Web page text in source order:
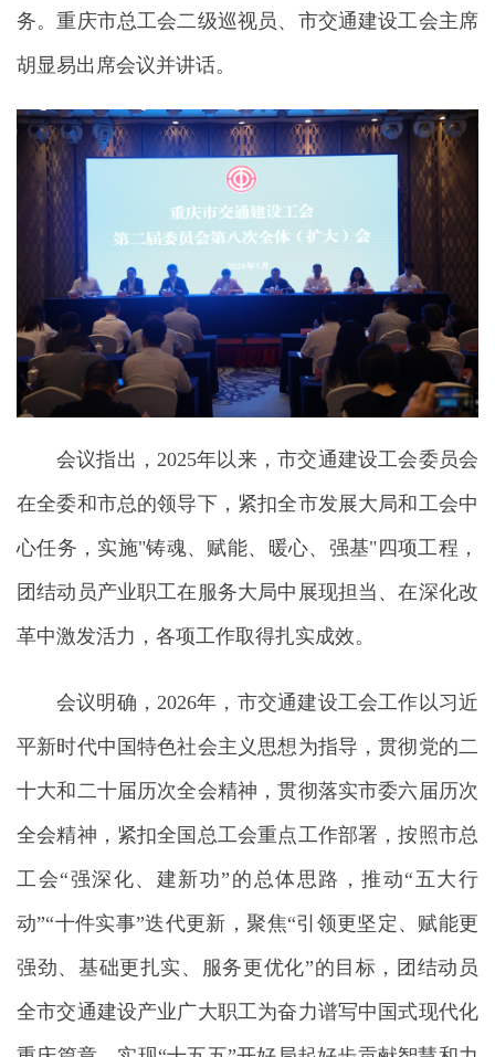
务。重庆市总工会二级巡视员、市交通建设工会主席
胡显易出席会议并讲话。
会议指出，2025年以来，市交通建设工会委员会
在全委和市总的领导下，紧扣全市发展大局和工会中
心任务，实施"铸魂、赋能、暖心、强基"四项工程，
团结动员产业职工在服务大局中展现担当、在深化改
革中激发活力，各项工作取得扎实成效。
会议明确，2026年，市交通建设工会工作以习近
平新时代中国特色社会主义思想为指导，贯彻党的二
十大和二十届历次全会精神，贯彻落实市委六届历次
全会精神，紧扣全国总工会重点工作部署，按照市总
工会“强深化、建新功”的总体思路，推动“五大行
动”“十件实事”迭代更新，聚焦“引领更坚定、赋能更
强劲、基础更扎实、服务更优化”的目标，团结动员
全市交通建设产业广大职工为奋力谱写中国式现代化